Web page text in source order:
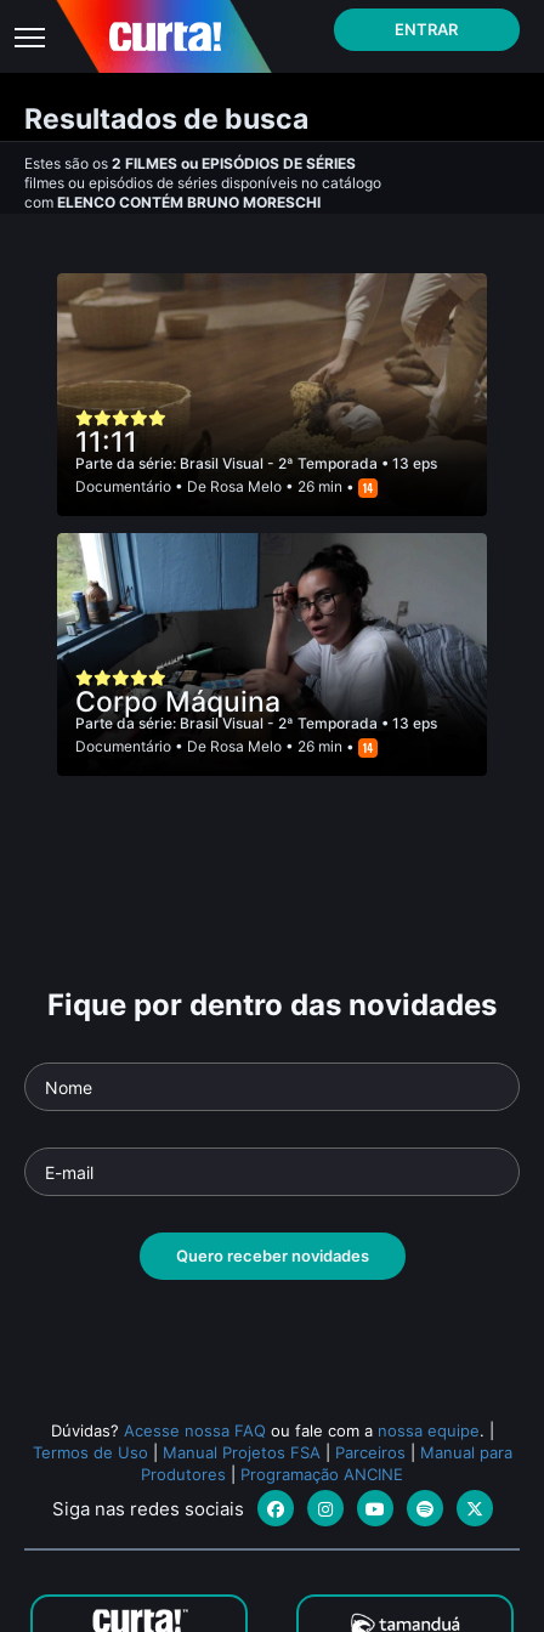
ENTRAR
Resultados de busca
Estes são os 2 FILMES ou EPISÓDIOS DE SÉRIES
filmes ou episódios de séries disponíveis no catálogo
com ELENCO CONTÉM BRUNO MORESCHI
11:11
Parte da série: Brasil Visual - 2ª Temporada • 13 eps
Documentário • De Rosa Melo • 26 min •
Corpo Máquina
Parte da série: Brasil Visual - 2ª Temporada • 13 eps
Documentário • De Rosa Melo • 26 min •
Fique por dentro das novidades
Quero receber novidades
Dúvidas? Acesse nossa FAQ ou fale com a nossa equipe.
Termos de Uso
Manual Projetos FSA Parceiros
Manual para
Produtores
Programação ANCINE
Siga nas redes sociais